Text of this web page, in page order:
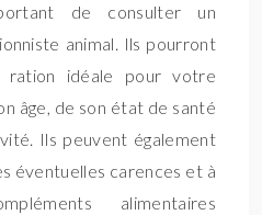
de consulter un
animal. Ils pourront
ration idéale pour votre
âge, de son état de santé
Ils peuvent également
éventuelles carences et à
alimentaires